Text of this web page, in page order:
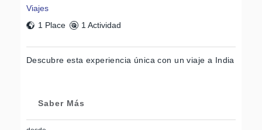
Viajes
1 Place
1 Actividad
Descubre esta experiencia única con un viaje a India
Saber Más